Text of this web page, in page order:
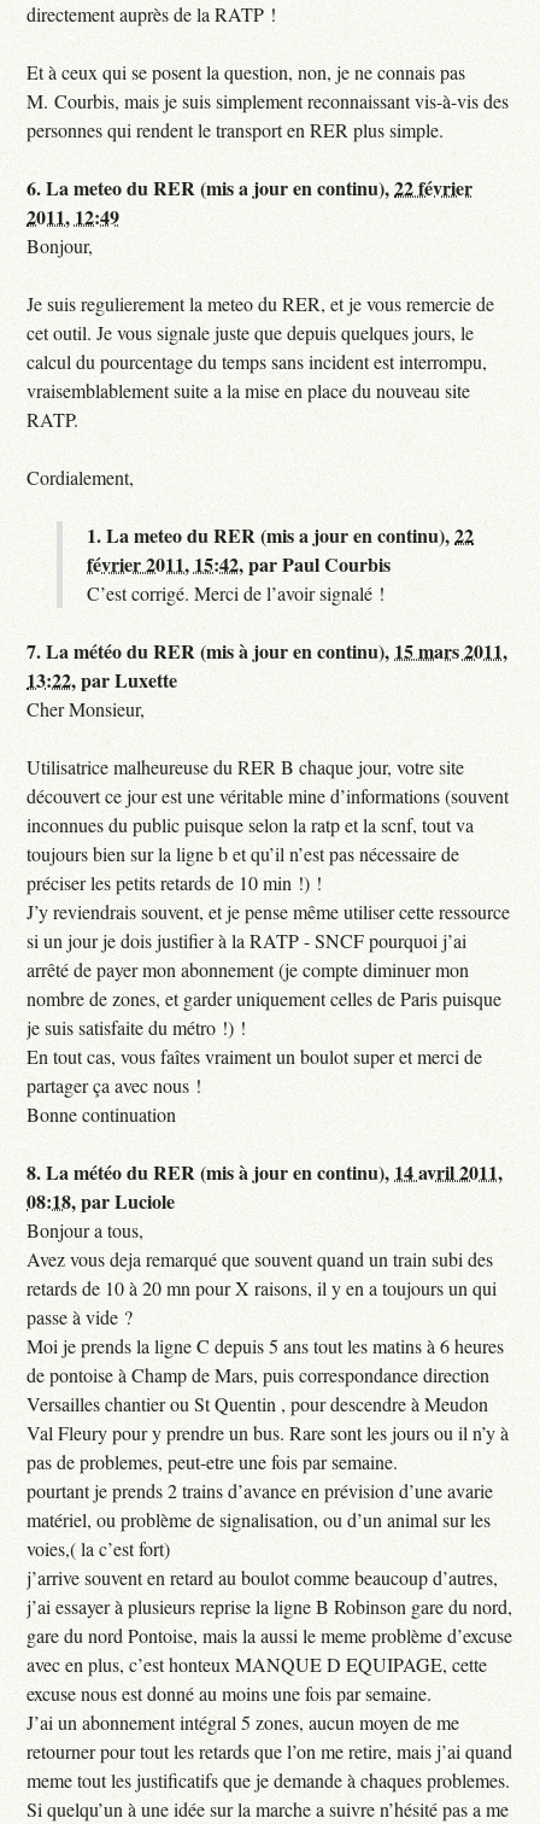
directement auprès de la RATP !
Et à ceux qui se posent la question, non, je ne connais pas
M. Courbis, mais je suis simplement reconnaissant vis-à-vis des
personnes qui rendent le transport en RER plus simple.
6.La meteo du RER (mis a jour en continu),22 février
2011, 12:49
Bonjour,
Je suis regulierement la meteo du RER, et je vous remercie de
cet outil. Je vous signale juste que depuis quelques jours, le
calcul du pourcentage du temps sans incident est interrompu,
vraisemblablement suite a la mise en place du nouveau site
RATP.
Cordialement,
1.La meteo du RER (mis a jour en continu),22
février 2011, 15:42,parPaul Courbis
C’est corrigé. Merci de l’avoir signalé !
7.La météo du RER (mis à jour en continu), 15 mars 2011,
13:22,parLuxette
Cher Monsieur,
Utilisatrice malheureuse du RER B chaque jour, votre site
découvert ce jour est une véritable mine d’informations (souvent
inconnues du public puisque selon la ratp et la scnf, tout va
toujours bien sur la ligne b et qu’il n’est pas nécessaire de
préciser les petits retards de 10 min !) !
J’y reviendrais souvent, et je pense même utiliser cette ressource
si un jour je dois justifier à la RATP - SNCF pourquoi j’ai
arrêté de payer mon abonnement (je compte diminuer mon
nombre de zones, et garder uniquement celles de Paris puisque
je suis satisfaite du métro !) !
En tout cas, vous faîtes vraiment un boulot super et merci de
partager ça avec nous !
Bonne continuation
8.La météo du RER (mis à jour en continu), 14 avril 2011,
08:18,parLuciole
Bonjour a tous,
Avez vous deja remarqué que souvent quand un train subi des
retards de 10 à 20 mn pour X raisons, il y en a toujours un qui
passe à vide ?
Moi je prends la ligne C depuis 5 ans tout les matins à 6 heures
de pontoise à Champ de Mars, puis correspondance direction
Versailles chantier ou St Quentin , pour descendre à Meudon
Val Fleury pour y prendre un bus. Rare sont les jours ou il n’y à
pas de problemes, peut-etre une fois par semaine.
pourtant je prends 2 trains d’avance en prévision d’une avarie
matériel, ou problème de signalisation, ou d’un animal sur les
voies,( la c’est fort)
j’arrive souvent en retard au boulot comme beaucoup d’autres,
j’ai essayer à plusieurs reprise la ligne B Robinson gare du nord,
gare du nord Pontoise, mais la aussi le meme problème d’excuse
avec en plus, c’est honteux MANQUE D EQUIPAGE, cette
excuse nous est donné au moins une fois par semaine.
J’ai un abonnement intégral 5 zones, aucun moyen de me
retourner pour tout les retards que l’on me retire, mais j’ai quand
meme tout les justificatifs que je demande à chaques problemes.
Si quelqu’un à une idée sur la marche a suivre n’hésité pas a me